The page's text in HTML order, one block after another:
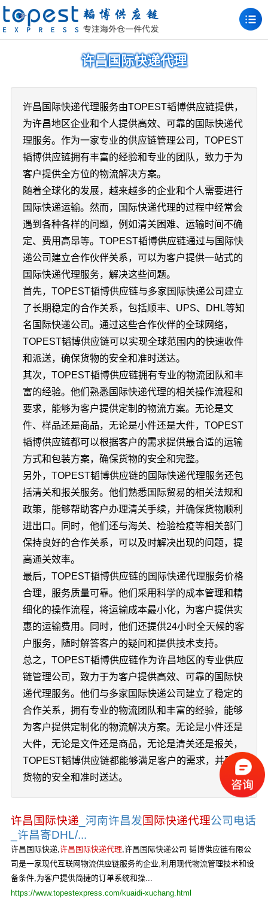
许昌国际快递代理
许昌国际快递代理服务由TOPEST韬博供应链提供，
为许昌地区企业和个人提供高效、可靠的国际快递代
理服务。作为一家专业的供应链管理公司，TOPEST
韬博供应链拥有丰富的经验和专业的团队，致力于为
客户提供全方位的物流解决方案。
随着全球化的发展，越来越多的企业和个人需要进行
国际快递运输。然而，国际快递代理的过程中经常会
遇到各种各样的问题，例如清关困难、运输时间不确
定、费用高昂等。TOPEST韬博供应链通过与国际快
递公司建立合作伙伴关系，可以为客户提供一站式的
国际快递代理服务，解决这些问题。
首先，TOPEST韬博供应链与多家国际快递公司建立
了长期稳定的合作关系，包括顺丰、UPS、DHL等知
名国际快递公司。通过这些合作伙伴的全球网络，
TOPEST韬博供应链可以实现全球范围内的快速收件
和派送，确保货物的安全和准时送达。
其次，TOPEST韬博供应链拥有专业的物流团队和丰
富的经验。他们熟悉国际快递代理的相关操作流程和
要求，能够为客户提供定制的物流方案。无论是文
件、样品还是商品，无论是小件还是大件，TOPEST
韬博供应链都可以根据客户的需求提供最合适的运输
方式和包装方案，确保货物的安全和完整。
另外，TOPEST韬博供应链的国际快递代理服务还包
括清关和报关服务。他们熟悉国际贸易的相关法规和
政策，能够帮助客户办理清关手续，并确保货物顺利
进出口。同时，他们还与海关、检验检疫等相关部门
保持良好的合作关系，可以及时解决出现的问题，提
高通关效率。
最后，TOPEST韬博供应链的国际快递代理服务价格
合理，服务质量可靠。他们采用科学的成本管理和精
细化的操作流程，将运输成本最小化，为客户提供实
惠的运输费用。同时，他们还提供24小时全天候的客
户服务，随时解答客户的疑问和提供技术支持。
总之，TOPEST韬博供应链作为许昌地区的专业供应
链管理公司，致力于为客户提供高效、可靠的国际快
递代理服务。他们与多家国际快递公司建立了稳定的
合作关系，拥有专业的物流团队和丰富的经验，能够
为客户提供定制化的物流解决方案。无论是小件还是
大件，无论是文件还是商品，无论是清关还是报关，
TOPEST韬博供应链都能够满足客户的需求，并确保
货物的安全和准时送达。
许昌国际快递 _河南许昌发国际快递代理公司电话
_许昌寄DHL/...
许昌国际快递,许昌国际快递代理,许昌国际快递公司 韬博供应链有限公
司是一家现代互联网物流供应链服务的企业,利用现代物流管理技术和设
备条件,为客户提供简捷的订单系统和操...
https://www.topestexpress.com/kuaidi-xuchang.html